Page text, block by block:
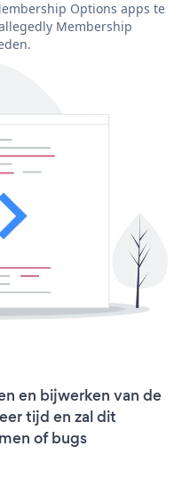
Options apps te
Membership
en bijwerken van de
tijd en zal dit
of bugs